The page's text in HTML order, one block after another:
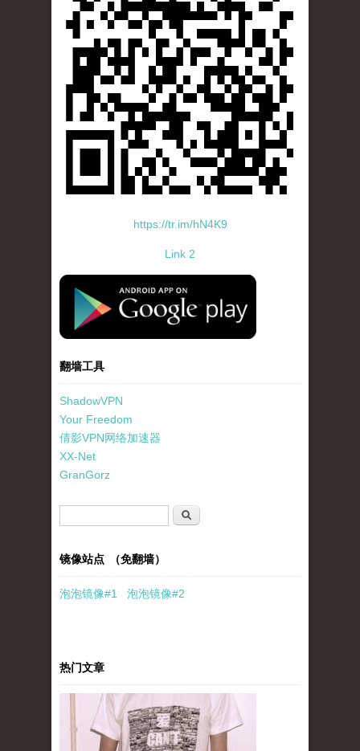
https://tr.im/hN4K9
Link 2
standard-icon-googleplay-app-store.png
翻墙工具
ShadowVPN
Your Freedom
倩影VPN网络加速器
XX-Net
GranGorz
搜索
镜像站点 （免翻墙）
泡泡镜像#1 泡泡镜像#2
热门文章